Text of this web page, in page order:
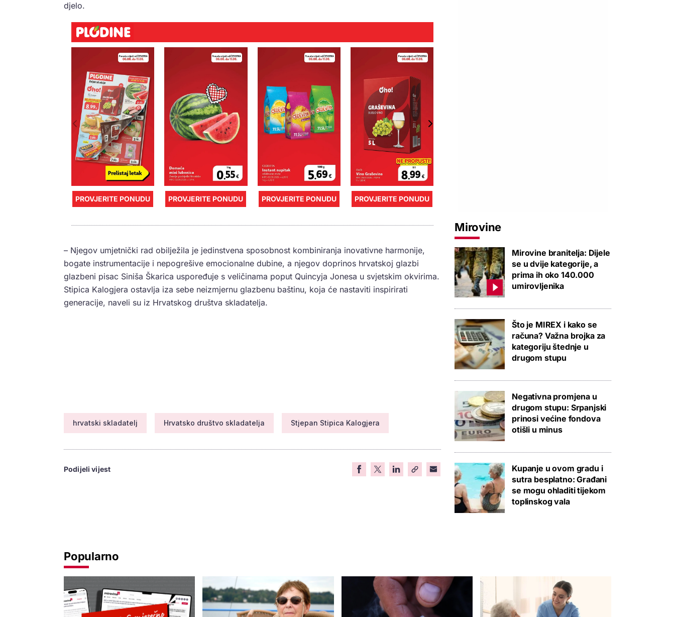
djelo.
PROVJERITE PONUDU PROVJERITE PONUDU PROVJERITE PONUDU PROVJERITE PONUDU
– Njegov umjetnički rad obilježila je jedinstvena sposobnost kombiniranja inovativne harmonije,
bogate instrumentacije i nepogrešive emocionalne dubine, a njegov doprinos hrvatskoj glazbi
glazbeni pisac Siniša Škarica uspoređuje s veličinama poput Quincyja Jonesa u svjetskim okvirima.
Stipica Kalogjera ostavlja iza sebe neizmjernu glazbenu baštinu, koja će nastaviti inspirirati
generacije, naveli su iz Hrvatskog društva skladatelja.
hrvatski skladatelj Hrvatsko društvo skladatelja Stjepan Stipica Kalogjera
Podijeli vijest
Mirovine
Mirovine branitelja: Dijele
se u dvije kategorije, a
prima ih oko 140.000
umirovljenika
Što je MIREX i kako se
računa? Važna brojka za
kategoriju štednje u
drugom stupu
Negativna promjena u
drugom stupu: Srpanjski
prinosi većine fondova
otišli u minus
Kupanje u ovom gradu i
sutra besplatno: Građani
se mogu ohladiti tijekom
toplinskog vala
Popularno